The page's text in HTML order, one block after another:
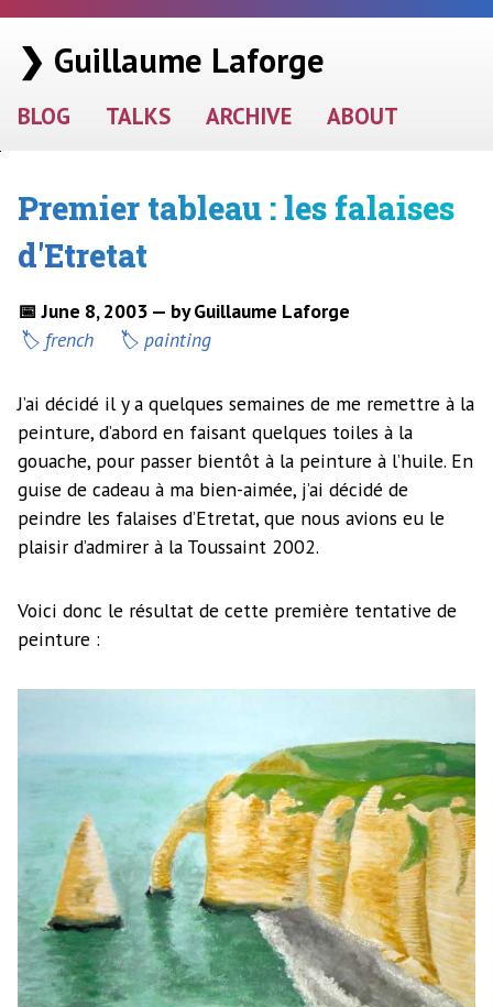
❯ Guillaume Laforge
BLOG TALKS ARCHIVE ABOUT
Premier tableau : les falaises
d'Etretat
📅 June 8, 2003 — by Guillaume Laforge
french
painting
J’ai décidé il y a quelques semaines de me remettre à la
peinture, d’abord en faisant quelques toiles à la
gouache, pour passer bientôt à la peinture à l’huile. En
guise de cadeau à ma bien-aimée, j’ai décidé de
peindre les falaises d’Etretat, que nous avions eu le
plaisir d’admirer à la Toussaint 2002.
Voici donc le résultat de cette première tentative de
peinture :